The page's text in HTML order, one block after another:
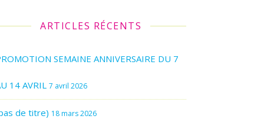
ARTICLES RÉCENTS
SEMAINE ANNIVERSAIRE DU 7
14 AVRIL 7 avril 2026
de titre) 18 mars 2026